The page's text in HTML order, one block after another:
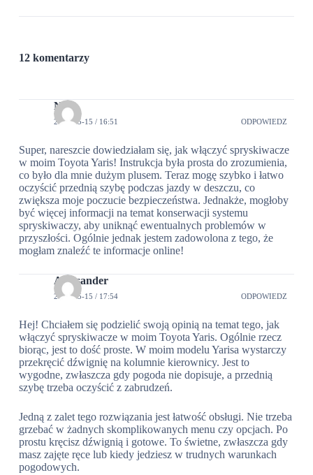
12 komentarzy
Nina
2024-05-15 / 16:51 ODPOWIEDZ
Super, nareszcie dowiedziałam się, jak włączyć spryskiwacze
w moim Toyota Yaris! Instrukcja była prosta do zrozumienia,
co było dla mnie dużym plusem. Teraz mogę szybko i łatwo
oczyścić przednią szybę podczas jazdy w deszczu, co
zwiększa moje poczucie bezpieczeństwa. Jednakże, mogłoby
być więcej informacji na temat konserwacji systemu
spryskiwaczy, aby uniknąć ewentualnych problemów w
przyszłości. Ogólnie jednak jestem zadowolona z tego, że
mogłam znaleźć te informacje online!
Aleksander
2024-05-15 / 17:54 ODPOWIEDZ
Hej! Chciałem się podzielić swoją opinią na temat tego, jak
włączyć spryskiwacze w moim Toyota Yaris. Ogólnie rzecz
biorąc, jest to dość proste. W moim modelu Yarisa wystarczy
przekręcić dźwignię na kolumnie kierownicy. Jest to
wygodne, zwłaszcza gdy pogoda nie dopisuje, a przednią
szybę trzeba oczyścić z zabrudzeń.
Jedną z zalet tego rozwiązania jest łatwość obsługi. Nie trzeba
grzebać w żadnych skomplikowanych menu czy opcjach. Po
prostu kręcisz dźwignią i gotowe. To świetne, zwłaszcza gdy
masz zajęte ręce lub kiedy jedziesz w trudnych warunkach
pogodowych.